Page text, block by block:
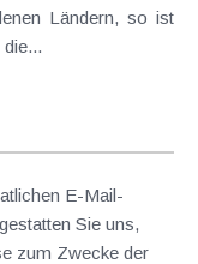
Lebensinteressen für die...
E-Mail-
Sie uns,
zum Zwecke der